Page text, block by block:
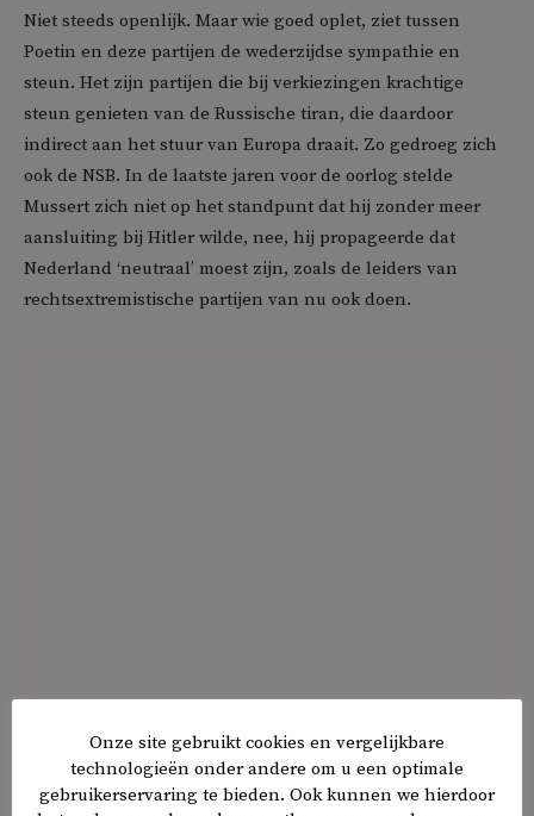
Niet steeds openlijk. Maar wie goed oplet, ziet tussen
Poetin en deze partijen de wederzijdse sympathie en
steun. Het zijn partijen die bij verkiezingen krachtige
steun genieten van de Russische tiran, die daardoor
indirect aan het stuur van Europa draait. Zo gedroeg zich
ook de NSB. In de laatste jaren voor de oorlog stelde
Mussert zich niet op het standpunt dat hij zonder meer
aansluiting bij Hitler wilde, nee, hij propageerde dat
Nederland ‘neutraal’ moest zijn, zoals de leiders van
rechtsextremistische partijen van nu ook doen.
Stel dat we nu waakzamer
zouden zijn en de ernst van de
Onze site gebruikt cookies en vergelijkbare
technologieën onder andere om u een optimale
gebruikerservaring te bieden. Ook kunnen we hierdoor